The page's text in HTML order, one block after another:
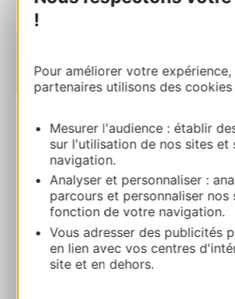
!
Pour améliorer votre
partenaires utilisons des
Mesurer l'audience : établir
sur l'utilisation de nos sites et
navigation.
Analyser et personnaliser :
parcours et personnaliser nos
fonction de votre navigation.
Vous adresser des publicités
en lien avec vos centres
site et en dehors.
Leaflet| Map data ©
KUNST MUSEUM
21 rue Mailly 66000
Route & Zugang
+33 4 68 66 19 83